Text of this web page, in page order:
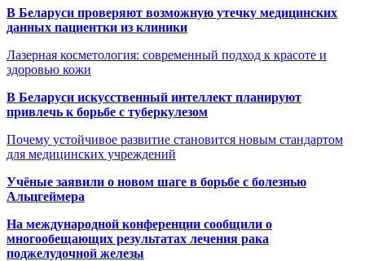
В Беларуси проверяют возможную утечку медицинских
данных пациентки из клиники
Лазерная косметология: современный подход к красоте и
здоровью кожи
В Беларуси искусственный интеллект планируют
привлечь к борьбе с туберкулезом
Почему устойчивое развитие становится новым стандартом
для медицинских учреждений
Учёные заявили о новом шаге в борьбе с болезнью
Альцгеймера
На международной конференции сообщили о
многообещающих результатах лечения рака
поджелудочной железы